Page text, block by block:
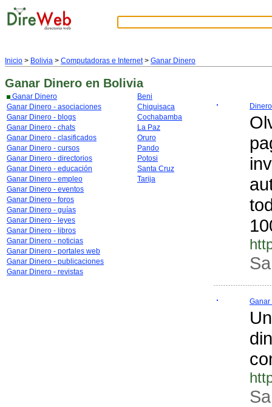
Inicio > Bolivia > Computadoras e Internet> Ganar Dinero
Ganar Dinero en Bolivia
Ganar Dinero
Ganar Dinero - asociaciones
Ganar Dinero - blogs
Ganar Dinero - chats
Ganar Dinero - clasificados
Ganar Dinero - cursos
Ganar Dinero - directorios
Ganar Dinero - educación
Ganar Dinero - empleo
Ganar Dinero - eventos
Ganar Dinero - foros
Ganar Dinero - guías
Ganar Dinero - leyes
Ganar Dinero - libros
Ganar Dinero - noticias
Ganar Dinero - portales web
Ganar Dinero - publicaciones
Ganar Dinero - revistas
Beni
Chiquisaca
Cochabamba
La Paz
Oruro
Pando
Potosi
Santa Cruz
Tarija
Ganar